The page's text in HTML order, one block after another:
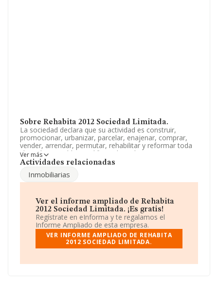
Sobre Rehabita 2012 Sociedad Limitada.
La sociedad declara que su actividad es construir,
promocionar, urbanizar, parcelar, enajenar, comprar,
vender, arrendar, permutar, rehabilitar y reformar toda
clase de inmuebles y edificios, bien de venta y renta
libre, bien de proteccion oficial o precio tasado. La
CNAE corresponde a 4101 con código '%cnae%'. La
sociedad no tiene actividad en mercados exteriores.
La compañíaRehabita 2012 Sociedad Limitada
B91879676, está situada en Calle José Villegas núm. 21,
(41960), en el municipio de Gines, provincia de Sevilla,
Andalucía.
En relación con el sector y disponiendo de los datos de
hasta 188.948 empresas, a nivel nacional la facturación
facturación de ventas entre todas las compañías
Ver más
Actividades relacionadas
Inmobiliarias
Ver el informe ampliado de Rehabita
2012 Sociedad Limitada. ¡Es gratis!
Regístrate en eInforma y te regalamos el
Informe Ampliado de esta empresa.
VER INFORME AMPLIADO DE REHABITA
2012 SOCIEDAD LIMITADA.